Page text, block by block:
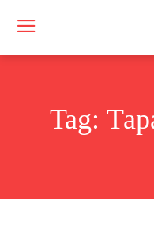
Tag: